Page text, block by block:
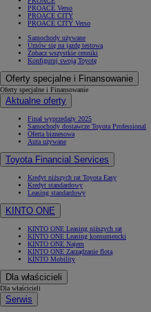
PROACE Verso
PROACE CITY
PROACE CITY Verso
Samochody używane
Umów się na jazdę testową
Zobacz wszystkie cenniki
Konfiguruj swoją Toyotę
Oferty specjalne i Finansowanie
Oferty specjalne i Finansowanie
Aktualne oferty
Finał wyprzedaży 2025
Samochody dostawcze Toyota Professional
Oferta biznesowa
Auta używane
Toyota Financial Services
Kredyt niższych rat Toyota Easy
Kredyt standardowy
Leasing standardowy
KINTO ONE
KINTO ONE Leasing niższych rat
KINTO ONE Leasing konsumencki
KINTO ONE Najem
KINTO ONE Zarządzanie flotą
KINTO Mobility
Dla właścicieli
Dla właścicieli
Serwis